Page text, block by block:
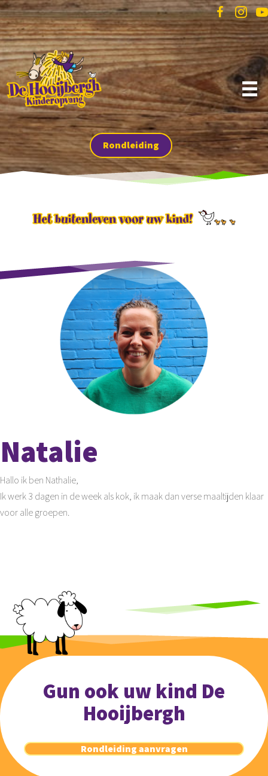
Rondleiding
Natalie
Hallo ik ben Nathalie,
Ik werk 3 dagen in de week als kok, ik maak dan verse maaltijden klaar
voor alle groepen.
Gun ook uw kind De
Hooijbergh
Rondleiding aanvragen